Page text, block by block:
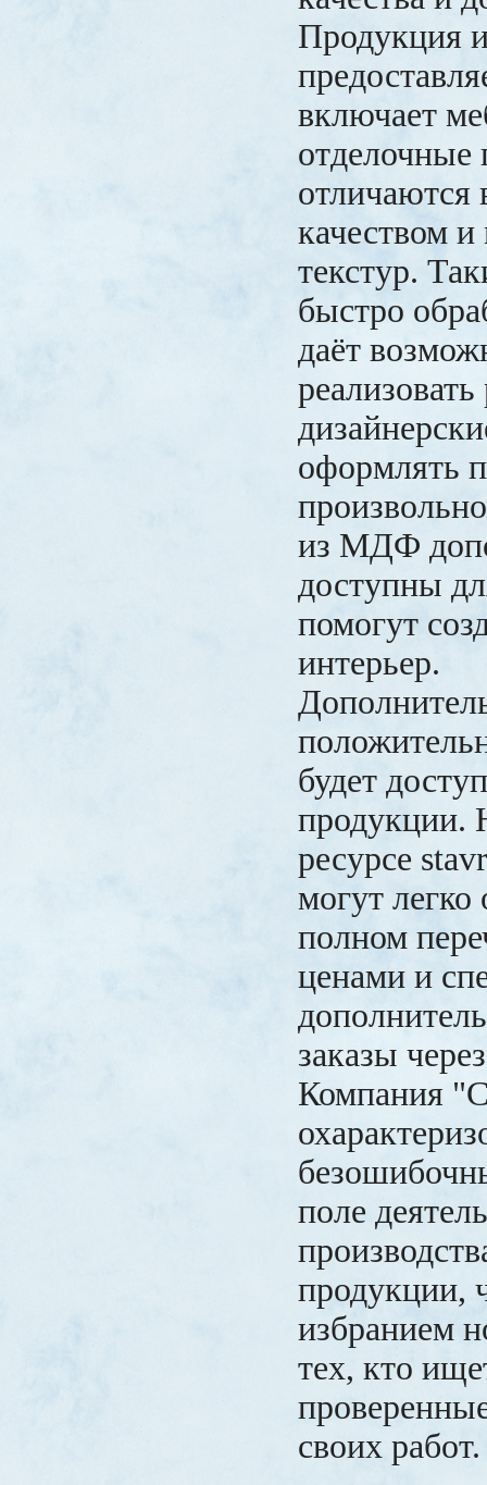
Продукция
включает
отделочные
отличаются
качеством
текстур.
быстро
даёт
оформлять
из МДФ
доступны
помогут
интерьер.
будет
продукции.
ресурсе
могут легко
полном
ценами и
заказы
Компания
поле
продукции,
избранием
тех, кто
своих работ.